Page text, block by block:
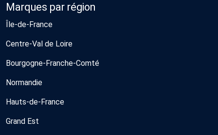
Marques par région
Île-de-France
Centre-Val de Loire
Bourgogne-Franche-Comté
Normandie
Hauts-de-France
Grand Est